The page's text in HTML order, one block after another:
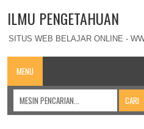
ILMU PENGETAHUAN
SITUS WEB BELAJAR ONLINE -
MENU